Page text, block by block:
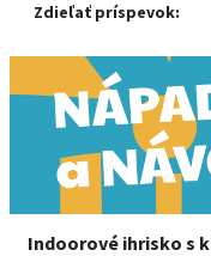
Zdieľať príspevok:
Indoorové ihrisko s